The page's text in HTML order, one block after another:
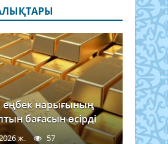
нарығының
бағасын өсірді
ж. 57